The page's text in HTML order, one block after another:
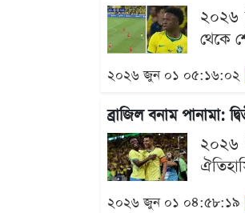
২০২৬
থেকে
২০২৬ জুন ০১
ব্রাজিল বনাম পানামা:
২০২৬
২০২৬ জুন ০১